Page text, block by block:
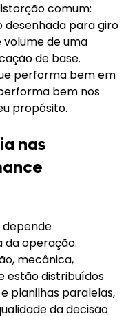
comum:
para giro
volume de uma
de base.
performa bem em
bem nos
propósito.
nas
depende
operação.
mecânica,
estão distribuídos
planilhas paralelas,
da decisão